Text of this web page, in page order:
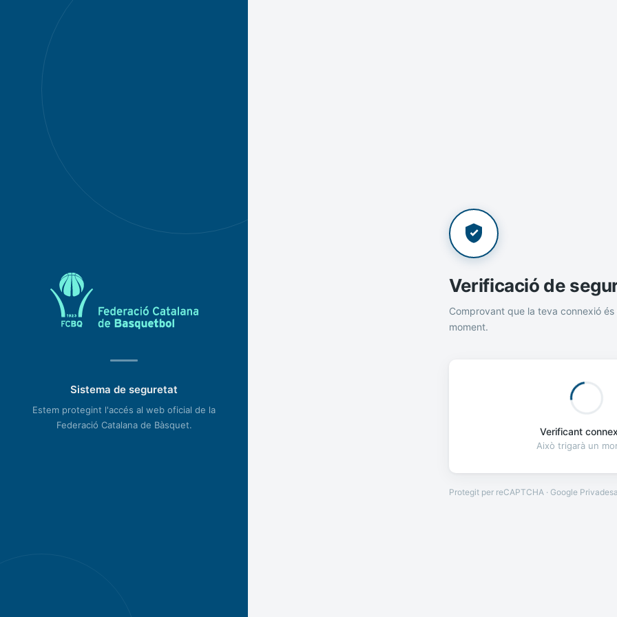
Sistema de seguretat
Estem protegint l'accés al web oficial de la
Federació Catalana de Bàsquet.
Verificació de
Comprovant que la teva connexió és
moment.
Verificant
Això trigarà un
Protegit per reCAPTCHA · Google Privadesa